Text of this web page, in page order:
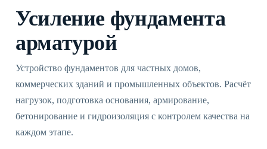
Усиление фундамента
арматурой
Устройство фундаментов для частных домов,
коммерческих зданий и промышленных объектов. Расчёт
нагрузок, подготовка основания, армирование,
бетонирование и гидроизоляция с контролем качества на
каждом этапе.